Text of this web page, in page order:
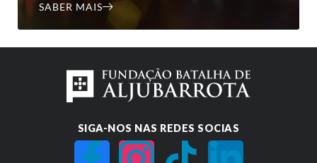
SABER MAIS
SIGA-NOS NAS REDES SOCIAS